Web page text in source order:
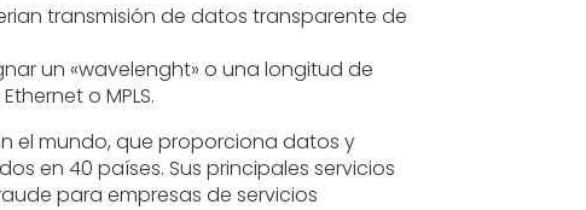
transmisión de datos transparente de
un «wavelenght» o una longitud de
o MPLS.
el mundo, que proporciona datos y
en 40 países. Sus principales servicios
para empresas de servicios